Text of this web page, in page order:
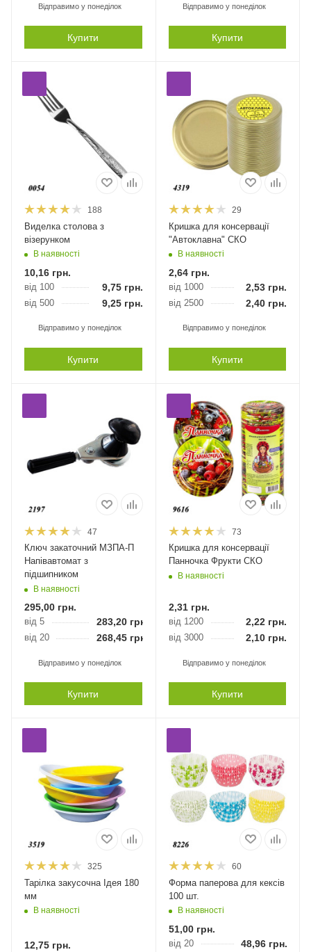
Відправимо у понеділок
Купити
Відправимо у понеділок
Купити
188
Виделка столова з
візерунком
В наявності
10,16 грн.
від 100 9,75грн.
від 500 9,25грн.
Відправимо у понеділок
Купити
29
Кришка для консервації
"Автоклавна" СКО
В наявності
2,64грн.
від 1000 2,53 грн.
від 2500 2,40 грн.
Відправимо у понеділок
Купити
47
Ключ закаточний МЗПА-П
Напівавтомат з
підшипником
В наявності
295,00 грн.
від 5 283,20 грн.
від 20 268,45 грн.
Відправимо у понеділок
Купити
73
Кришка для консервації
Панночка Фрукти СКО
В наявності
2,31грн.
від 1200 2,22 грн.
від 3000 2,10 грн.
Відправимо у понеділок
Купити
325
Тарілка закусочна Ідея 180
мм
В наявності
12,75 грн.
60
Форма паперова для кексів
100 шт.
В наявності
51,00грн.
від 20 48,96грн.